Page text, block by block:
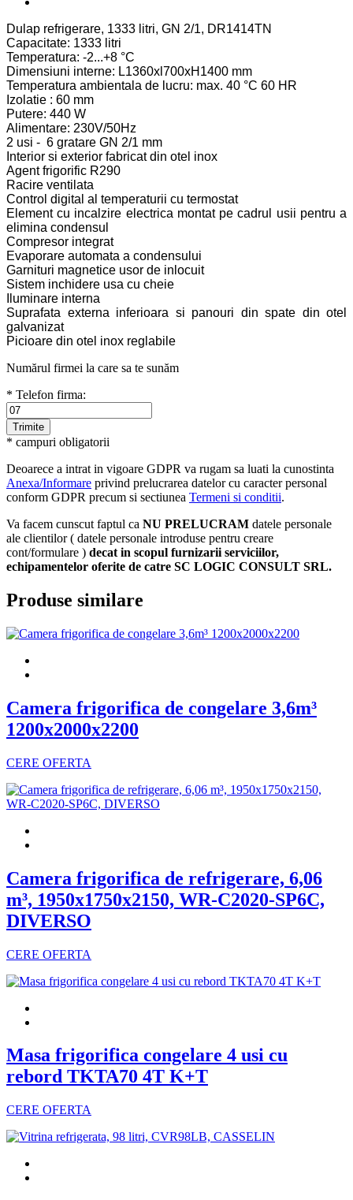
Dulap refrigerare, 1333 litri, GN 2/1, DR1414TN
Capacitate: 1333 litri
Temperatura: -2...+8 °C
Dimensiuni interne: L1360xl700xH1400 mm
Temperatura ambientala de lucru: max. 40 °C 60 HR
Izolatie : 60 mm
Putere: 440 W
Alimentare: 230V/50Hz
2 usi - 6 gratare GN 2/1 mm
Interior si exterior fabricat din otel inox
Agent frigorific R290
Racire ventilata
Control digital al temperaturii cu termostat
Element cu incalzire electrica montat pe cadrul usii pentru a
elimina condensul
Compresor integrat
Evaporare automata a condensului
Garnituri magnetice usor de inlocuit
Sistem inchidere usa cu cheie
Iluminare interna
Suprafata externa inferioara si panouri din spate din otel
galvanizat
Picioare din otel inox reglabile
Numărul firmei la care sa te sunăm
* Telefon firma:
* campuri obligatorii
Deoarece a intrat in vigoare GDPR va rugam sa luati la cunostinta
Anexa/Informare privind prelucrarea datelor cu caracter personal
conform GDPR precum si sectiunea Termeni si conditii.
Va facem cunscut faptul ca NU PRELUCRAM datele personale
ale clientilor ( datele personale introduse pentru creare
cont/formulare ) decat in scopul furnizarii serviciilor,
echipamentelor oferite de catre SC LOGIC CONSULT SRL.
Produse similare
Camera frigorifica de congelare 3,6m³
1200x2000x2200
CERE OFERTA
Camera frigorifica de refrigerare, 6,06
m³, 1950x1750x2150, WR-C2020-SP6C,
DIVERSO
CERE OFERTA
Masa frigorifica congelare 4 usi cu
rebord TKTA70 4T K+T
CERE OFERTA